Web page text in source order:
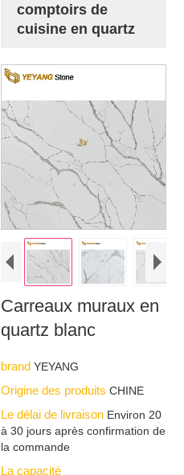
comptoirs de
cuisine en quartz
Carreaux muraux en
quartz blanc
brand YEYANG
Origine des produits CHINE
Le délai de livraison Environ 20
à 30 jours après confirmation de
la commande
La capacité